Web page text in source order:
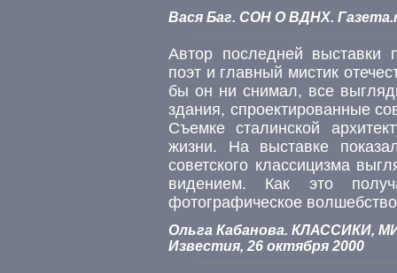
Вася Баг. СОН О ВДНХ.
Автор последней выставки
поэт и главный мистик
бы он ни снимал, все
здания, спроектированные
Съемке сталинской
жизни. На выставке
советского классицизма
видением. Как это
фотографическое
Ольга Кабанова.
Известия, 26 октября 2000